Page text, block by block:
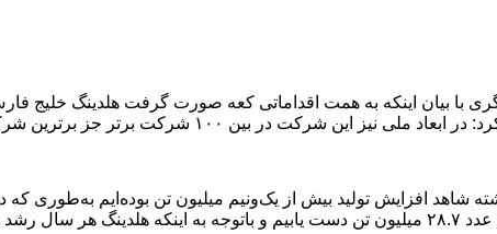
شرکت ایرانی بوده و امسال نیز حسابرسی اعلام شده مقبول بوده است